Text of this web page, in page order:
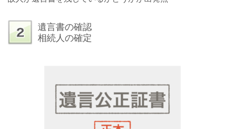
遺言書の確認
相続人の確定